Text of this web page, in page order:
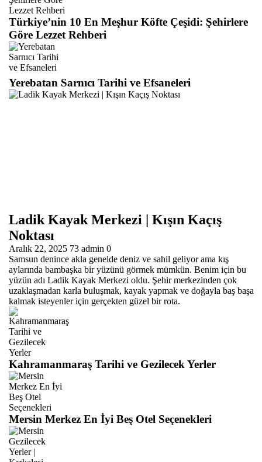
Türkiye’nin 10 En Meşhur Köfte Çeşidi: Şehirlere
Göre Lezzet Rehberi
Yerebatan Sarnıcı Tarihi ve Efsaneleri
Ladik Kayak Merkezi | Kışın Kaçış
Noktası
Aralık 22, 2025 73 admin 0
Samsun denince akla genelde deniz ve sahil geliyor ama kış
aylarında bambaşka bir yüzünü görmek mümkün. Benim için bu
yüzün adı Ladik Kayak Merkezi oldu. Şehir merkezinden çok
uzaklaşmadan karla buluşmak, kayak yapmak ve doğayla baş başa
kalmak isteyenler için gerçekten güzel bir rota.
Kahramanmaraş Tarihi ve Gezilecek Yerler
Mersin Merkez En İyi Beş Otel Seçenekleri